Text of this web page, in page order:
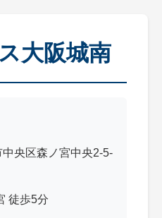
大阪城南
央区森ノ宮中央2-5-
徒歩5分